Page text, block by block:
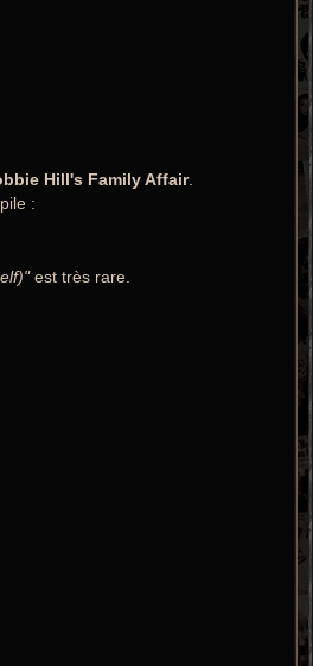
Hill's Family Affair.
:
est très rare.